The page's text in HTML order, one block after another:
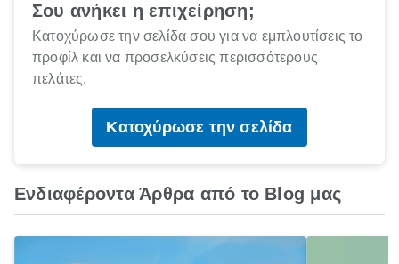
Σου ανήκει η επιχείρηση;
Κατοχύρωσε την σελίδα σου για να εμπλουτίσεις το
προφίλ και να προσελκύσεις περισσότερους
πελάτες.
Κατοχύρωσε την σελίδα
Ενδιαφέροντα Άρθρα από το Blog μας